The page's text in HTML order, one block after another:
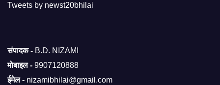
Tweets by newst20bhilai
संपादक - B.D. NIZAMI
मोबाइल - 9907120888
ईमेल - nizamibhilai@gmail.com